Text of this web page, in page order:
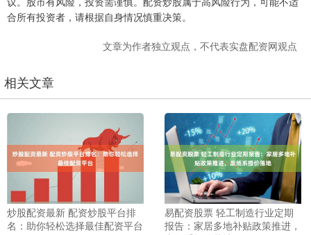
合所有投资者，请根据自身情况慎重决策。
文章为作者独立观点，不代表实盘配资网观点
相关文章
炒股配资最新 配资炒股平台排
名：助你轻松选择最佳配资平台
易配资股票 轻工制造行业定期
报告：家居多地补贴政策推进，